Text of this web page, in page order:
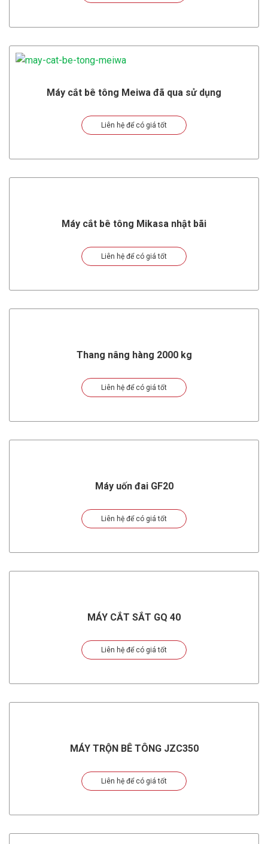
Máy cắt bê tông Meiwa đã qua sử dụng
Liên hệ để có giá tốt
Máy cắt bê tông Mikasa nhật bãi
Liên hệ để có giá tốt
Thang nâng hàng 2000 kg
Liên hệ để có giá tốt
Máy uốn đai GF20
Liên hệ để có giá tốt
MÁY CẮT SẮT GQ 40
Liên hệ để có giá tốt
MÁY TRỘN BÊ TÔNG JZC350
Liên hệ để có giá tốt